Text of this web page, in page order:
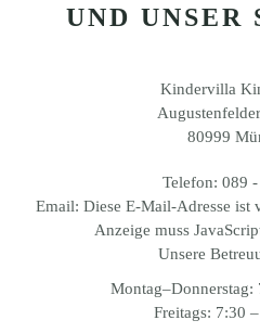
UND UNSER
Kindervilla
80999
Telefon: 089 -
Email: Diese E-Mail-Adresse ist
Anzeige muss
Unsere
Freitags: 7:30